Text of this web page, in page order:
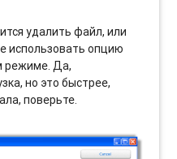
удалить файл, или
использовать опцию
режиме. Да,
но это быстрее,
поверьте.